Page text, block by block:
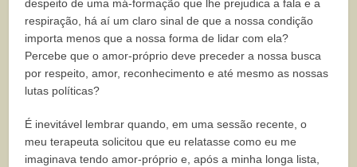
despeito de uma má-formação que lhe prejudica a fala e a
respiração, há aí um claro sinal de que a nossa condição
importa menos que a nossa forma de lidar com ela?
Percebe que o amor-próprio deve preceder a nossa busca
por respeito, amor, reconhecimento e até mesmo as nossas
lutas políticas?
É inevitável lembrar quando, em uma sessão recente, o
meu terapeuta solicitou que eu relatasse como eu me
imaginava tendo amor-próprio e, após a minha longa lista,